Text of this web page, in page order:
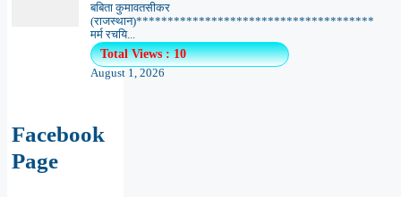
बबिता कुमावतसीकर
(राजस्थान)**************************************
मर्म रचयि...
Total Views : 10
August 1, 2026
Facebook
Page